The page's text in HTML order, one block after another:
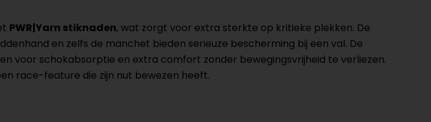
PWR|Yarn stiknaden, wat zorgt voor extra sterkte op kritieke plekken. De
en zelfs de manchet bieden serieuze bescherming bij een val. De
voor schokabsorptie en extra comfort zonder bewegingsvrijheid te verliezen.
race-feature die zijn nut bewezen heeft.